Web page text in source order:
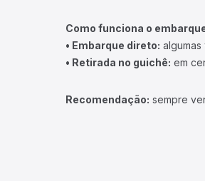
Como funciona o
• Embarque direto:
• Retirada no guichê: em
Recomendação: sempre